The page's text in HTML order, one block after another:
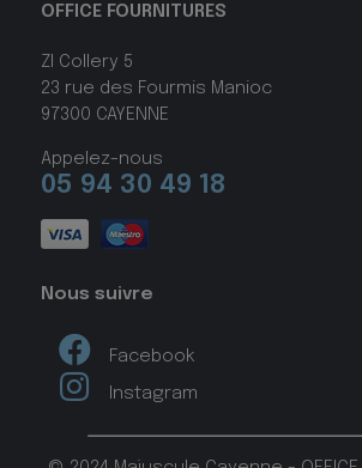
OFFICE FOURNITURES
ZI Collery 5
23 rue des Fourmis Manioc
97300 CAYENNE
Appelez-nous
05 94 30 49 18
Nous suivre
Facebook
Instagram